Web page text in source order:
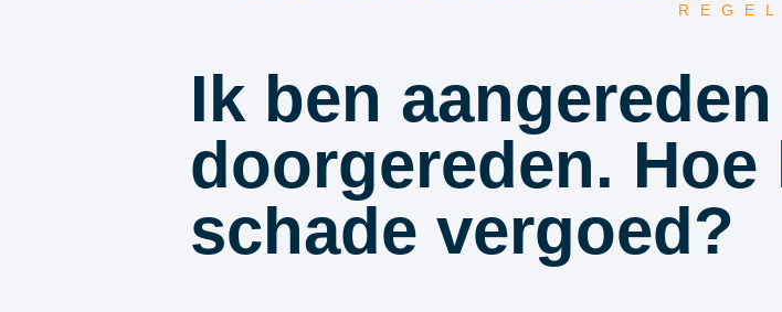
Ik ben
doorgereden.
schade vergoed?